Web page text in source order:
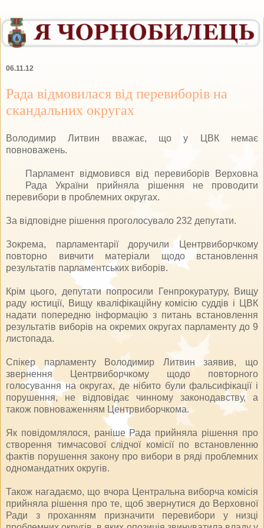
06.11.12
Рада відмовилася від перевиборів на
скандальних округах
Володимир Литвин вважає, що у ЦВК немає
повноважень.
Парламент відмовився від перевиборів Верховна
Рада України прийняла рішення не проводити
перевибори в проблемних округах.
За відповідне рішення проголосувало 232 депутати.
Зокрема, парламентарії доручили Центрвиборчкому
повторно вивчити матеріали щодо встановлення
результатів парламентських виборів.
Крім цього, депутати попросили Генпрокуратуру, Вищу
раду юстиції, Вищу кваліфікаційну комісію суддів і ЦВК
надати попередню інформацію з питань встановлення
результатів виборів на окремих округах парламенту до 9
листопада.
Спікер парламенту Володимир Литвин заявив, що
звернення Центрвиборчкому щодо повторного
голосування на округах, де нібито були фальсифікації і
порушення, не відповідає чинному законодавству, а
також повноваженням Центрвиборчкома.
Як повідомлялося, раніше Рада прийняла рішення про
створення тимчасової слідчої комісії по встановленню
фактів порушення закону про вибори в ряді проблемних
одномандатних округів.
Також нагадаємо, що вчора Центральна виборча комісія
прийняла рішення про те, щоб звернутися до Верховної
Ради з проханням призначити перевибори у низці